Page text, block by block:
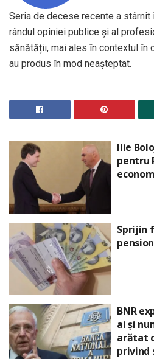
Seria de decese recente a
rândul opiniei publice și al
sănătății, mai ales în contextul în
au produs în mod neașteptat.
Ilie
pentru
Sprijin
BNR
ai și
arătat
privind